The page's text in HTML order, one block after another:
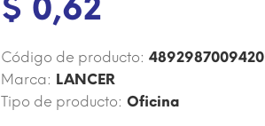
$ 0,62
Código de producto: 4892987009420
Marca: LANCER
Tipo de producto: Oficina